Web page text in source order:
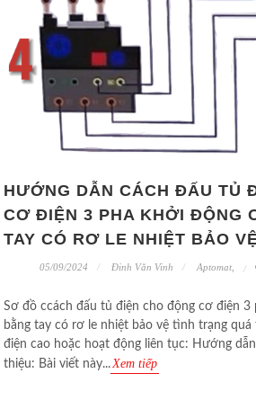
HƯỚNG DẪN CÁCH ĐẤU TỦ
CƠ ĐIỆN 3 PHA KHỞI ĐỘNG
TAY CÓ RƠ LE NHIỆT BẢO
05/09/2024 Đinh Văn Vinh Aptomat,
Sơ đồ ccách đấu tủ điện cho động cơ điện 3
bằng tay có rơ le nhiệt bảo vệ tình trạng
điện cao hoặc hoạt động liên tục: Hướng
thiệu: Bài viết này...Xem tiếp